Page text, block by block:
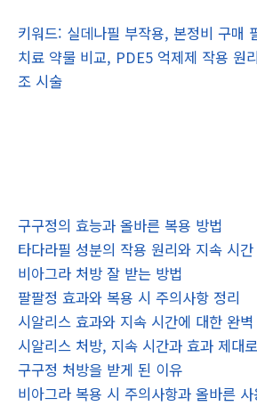
키워드: 실데나필 부작용, 본정비 구매
치료 약물 비교, PDE5 억제제 작용 원
조 시술
구구정의 효능과 올바른 복용 방법
타다라필 성분의 작용 원리와 지속 시간
비아그라 처방 잘 받는 방법
팔팔정 효과와 복용 시 주의사항 정리
시알리스 효과와 지속 시간에 대한 완
시알리스 처방, 지속 시간과 효과 제대
구구정 처방을 받게 된 이유
비아그라 복용 시 주의사항과 올바른 사